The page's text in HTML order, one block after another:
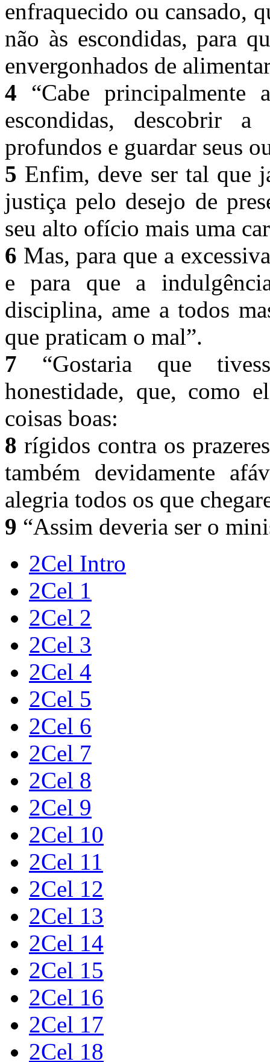
enfraquecido ou cansado,
não às escondidas, para
envergonhados de
4 “Cabe principalmente
escondidas, descobrir
profundos e guardar seus
5 Enfim, deve ser tal que
justiça pelo desejo de
seu alto ofício mais uma
6 Mas, para que a
e para que a
disciplina, ame a todos
que praticam o mal”.
7 “Gostaria que
honestidade, que, como
coisas boas:
8 rígidos contra os
também devidamente
alegria todos os que
9 “Assim deveria ser o
2Cel Intro
2Cel 1
2Cel 2
2Cel 3
2Cel 4
2Cel 5
2Cel 6
2Cel 7
2Cel 8
2Cel 9
2Cel 10
2Cel 11
2Cel 12
2Cel 13
2Cel 14
2Cel 15
2Cel 16
2Cel 17
2Cel 18